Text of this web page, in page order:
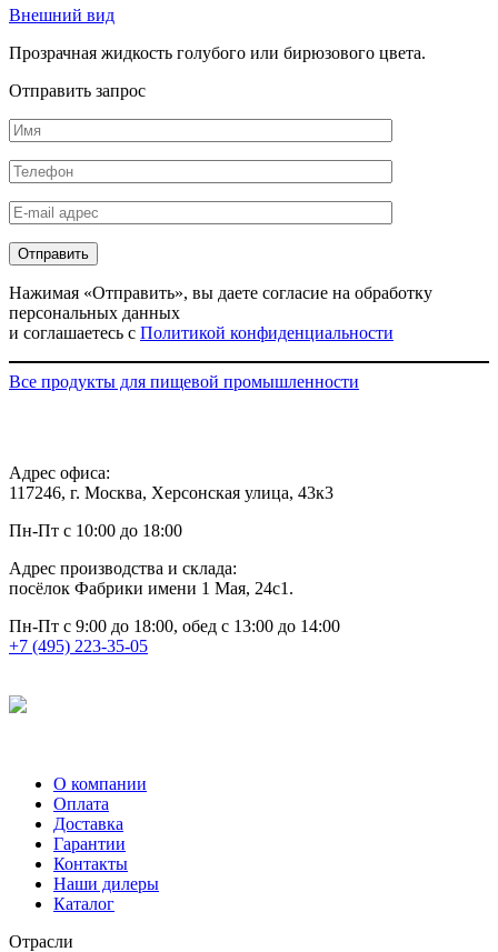
Внешний вид
Прозрачная жидкость голубого или бирюзового цвета.
Отправить запрос
Нажимая «Отправить», вы даете согласие на обработку
персональных данных
и соглашаетесь с Политикой конфиденциальности
Все продукты для пищевой промышленности
Адрес офиса:
117246, г. Москва, Херсонская улица, 43к3
Пн-Пт с 10:00 до 18:00
Адрес производства и склада:
посёлок Фабрики имени 1 Мая, 24с1.
Пн-Пт с 9:00 до 18:00, обед с 13:00 до 14:00
+7 (495) 223-35-05
О компании
Оплата
Доставка
Гарантии
Контакты
Наши дилеры
Каталог
Отрасли